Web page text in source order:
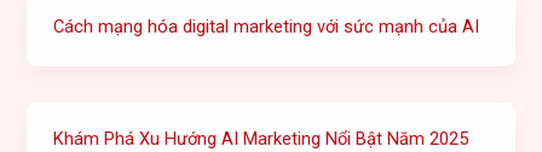
Cách mạng hóa digital marketing với sức mạnh của AI
Khám Phá Xu Hướng AI Marketing Nổi Bật Năm 2025